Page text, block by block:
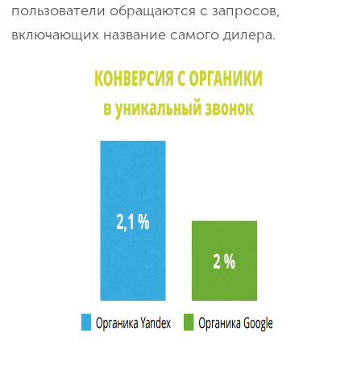
пользователи обращаются с запросов,
включающих название самого дилера.